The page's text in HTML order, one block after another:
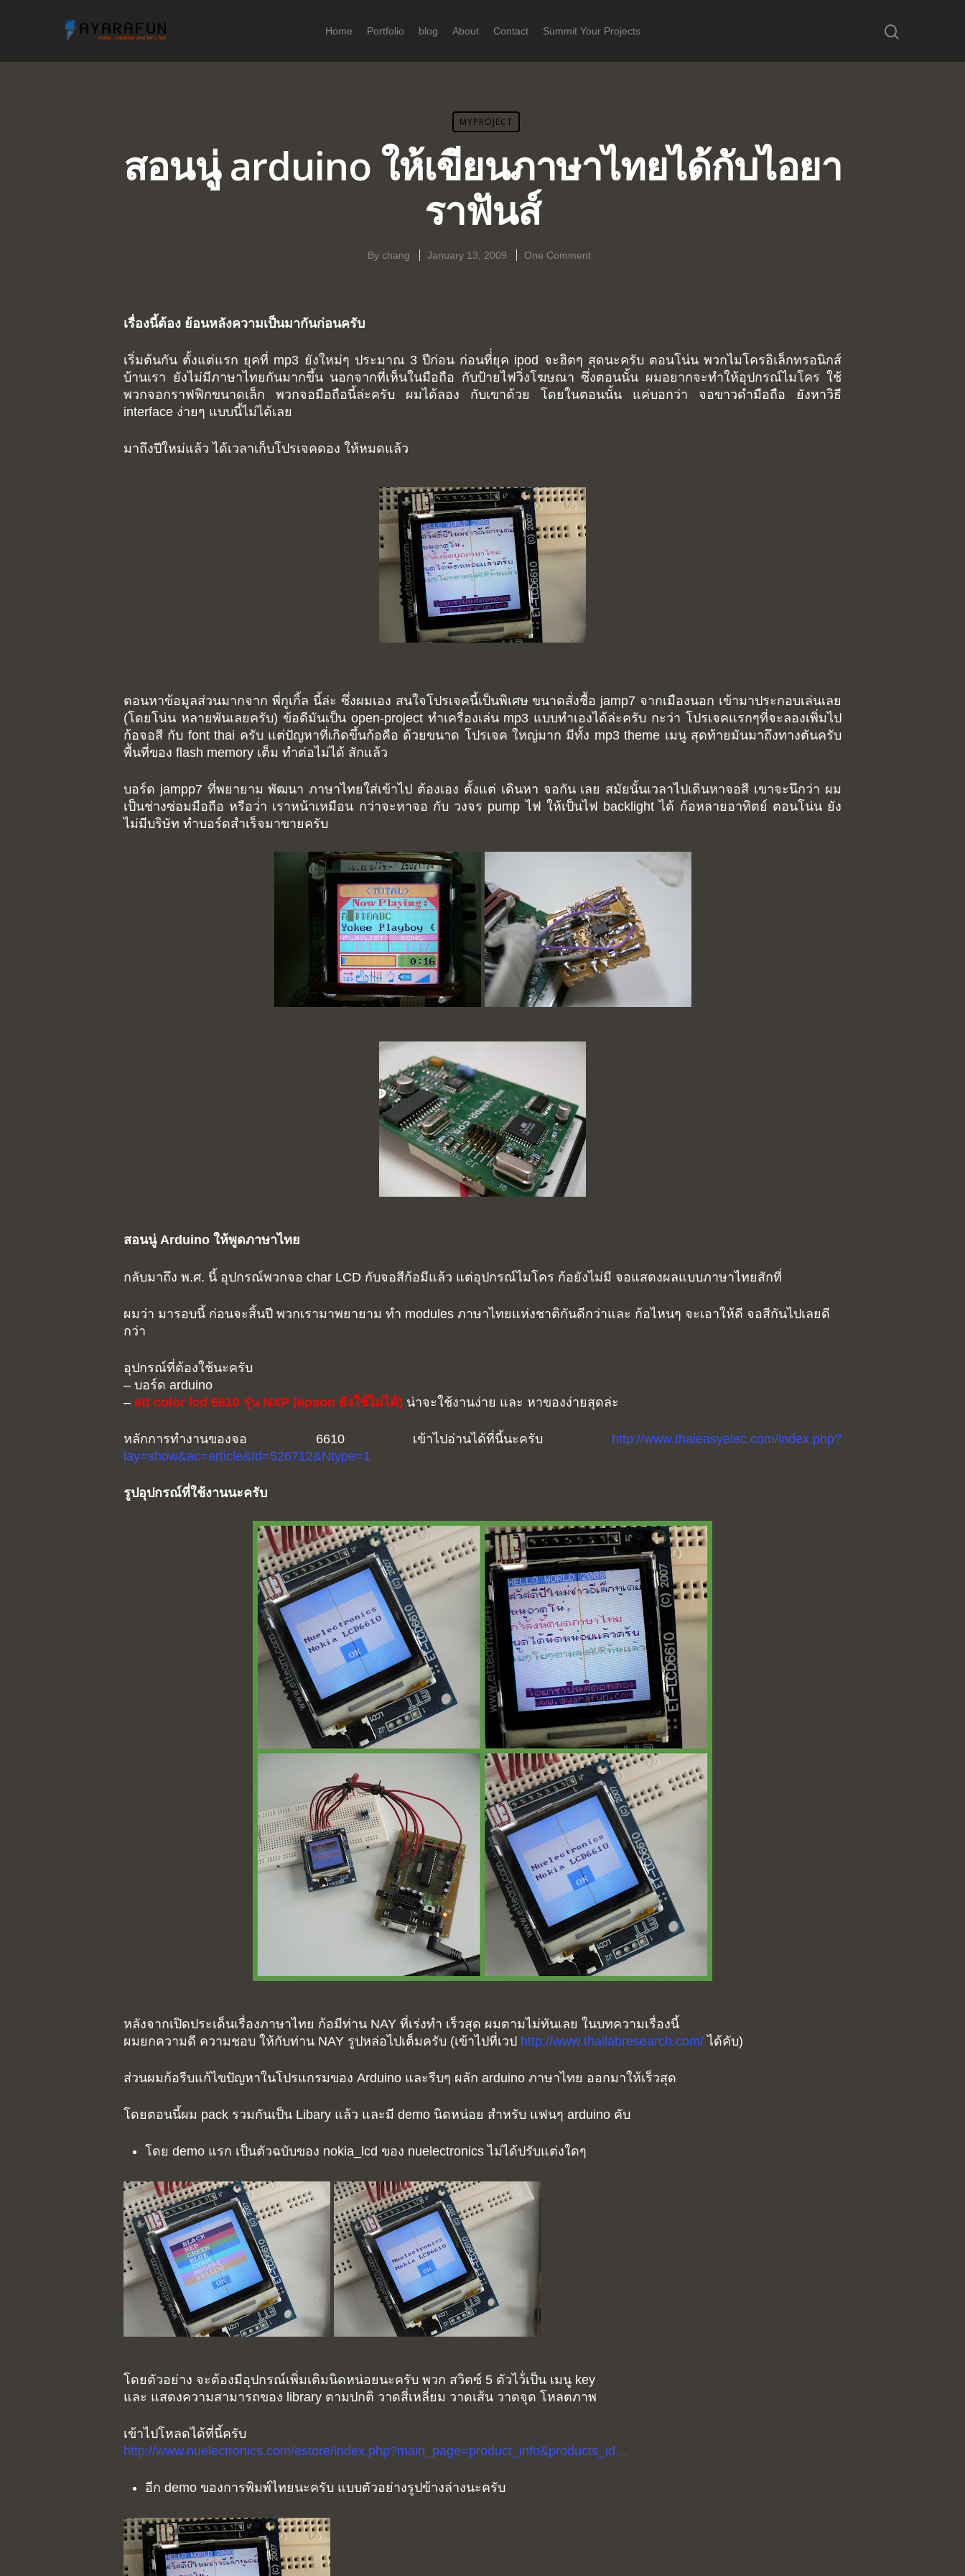
Home Portfolio blog About Contact Summit Your Projects
MYPROJECT
สอนนู่ arduino ให้เขียนภาษาไทยได้กับไอยา
ราฟันส์
By chang January 13, 2009 One Comment
เรื่องนี้ต้อง ย้อนหลังความเป็นมากันก่อนครับ
เริ่มต้นกัน ตั้งแต่แรก ยุคที่ mp3 ยังใหม่ๆ ประมาณ 3 ปีก่อน ก่อนที่่ยุค ipod จะฮิตๆ สุดนะครับ ตอนโน่น พวกไมโครอิเล็กทรอนิกส์
บ้านเรา ยังไม่มีภาษาไทยกันมากขึ้น นอกจากที่เห็นในมือถือ กับป้ายไฟวิ่งโฆษณา ซึ่งตอนนั้น ผมอยากจะทำให้อุปกรณ์ไมโคร ใช้
พวกจอกราฟฟิกขนาดเล็ก พวกจอมือถือนี้ล่ะครับ ผมได้ลอง กับเขาด้วย โดยในตอนนั้น แค่บอกว่า จอขาวดำมือถือ ยังหาวิธี
interface ง่ายๆ แบบนี้ไม่ได้เลย
มาถึงปีใหม่แล้ว ได้เวลาเก็บโปรเจคดอง ให้หมดแล้ว
ตอนหาข้อมูลส่วนมากจาก พี่กูเกิ้ล นี้ล่ะ ซึ่งผมเอง สนใจโปรเจคนี้เป็นพิเศษ ขนาดสั่งชื้อ jamp7 จากเมืองนอก เข้ามาประกอบเล่นเลย
(โดยโน่น หลายพันเลยครับ) ข้อดีมันเป็น open-project ทำเครื่องเล่น mp3 แบบทำเองได้ล่ะครับ กะว่า โปรเจคแรกๆที่จะลองเพิ่มไป
ก้อจอสี กับ font thai ครับ แต่ปัญหาที่เกิดขึ้นก้อคือ ด้วยขนาด โปรเจค ใหญ่มาก มีทั้ง mp3 theme เมนู สุดท้ายมันมาถึงทางตันครับ
พื้นที่ของ flash memory เต็ม ทำต่อไม่ได้ สักแล้ว
บอร์ด jampp7 ที่พยายาม พัฒนา ภาษาไทยใส่เข้าไป ต้องเอง ตั้งแต่ เดินหา จอกัน เลย สมัยนั้นเวลาไปเดินหาจอสี เขาจะนึกว่า ผม
เป็นช่างซ่อมมือถือ หรือว่่า เราหน้าเหมือน กว่าจะหาจอ กับ วงจร pump ไฟ ให้เป็นไฟ backlight ได้ ก้อหลายอาทิตย์ ตอนโน่น ยัง
ไม่มีบริษัท ทำบอร์ดสำเร็จมาขายครับ
สอนนู่ Arduino ให้พูดภาษาไทย
กลับมาถึง พ.ศ. นี้ อุปกรณ์พวกจอ char LCD กับจอสีก้อมีแล้ว แต่อุปกรณ์ไมโคร ก้อยังไม่มี จอแสดงผลแบบภาษาไทยสักที่
ผมว่า มารอบนี้ ก่อนจะสิ้นปี พวกเรามาพยายาม ทำ modules ภาษาไทยแห่งชาติกันดีกว่าและ ก้อไหนๆ จะเอาให้ดี จอสีกันไปเลยดี
กว่า
อุปกรณ์ที่ต้องใช้นะครับ
– บอร์ด arduino
– ett color lcd 6610 รุ่น NXP (epson ยังใช้ไม่ได้) น่าจะใช้งานง่าย และ หาของง่ายสุดล่ะ
หลักการทำงานของจอ 6610 เข้าไปอ่านได้ที่นี้นะครับ http://www.thaieasyelec.com/index.php?
lay=show&ac=article&Id=526712&Ntype=1
รูปอุปกรณ์ที่ใช้งานนะครับ
หลังจากเปิดประเด็นเรื่องภาษาไทย ก้อมีท่าน NAY ที่เร่งทำ เร็วสุด ผมตามไม่ทันเลย ในบทความเรื่องนี้
ผมยกความดี ความชอบ ให้กับท่าน NAY รูปหล่อไปเต็มครับ (เข้าไปที่เวป http://www.thailabresearch.com/ ได้คับ)
ส่วนผมก้อรีบแก้ไขปัญหาในโปรแกรมของ Arduino และรีบๆ ผลัก arduino ภาษาไทย ออกมาให้เร็วสุด
โดยตอนนี้ผม pack รวมกันเป็น Libary แล้ว และมี demo นิดหน่อย สำหรับ แฟนๆ arduino คับ
โดย demo แรก เป็นตัวฉบับของ nokia_lcd ของ nuelectronics ไม่ได้ปรับแต่งใดๆ
โดยตัวอย่าง จะต้องมีอุปกรณ์เพิ่มเติมนิดหน่อยนะครับ พวก สวิตซ์ 5 ตัวไว้่เป็น เมนู key
และ แสดงความสามารถของ library ตามปกติ วาดสี่เหลี่ยม วาดเส้น วาดจุด โหลตภาพ
เข้าไปโหลดได้ที่นี้ครับ
http://www.nuelectronics.com/estore/index.php?main_page=product_info&products_id…
อีก demo ของการพิมพ์ไทยนะครับ แบบตัวอย่างรูปข้างล่างนะครับ